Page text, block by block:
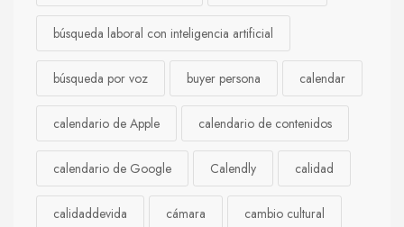
búsqueda laboral con inteligencia artificial
búsqueda por voz buyer persona calendar
calendario de Apple calendario de contenidos
calendario de Google Calendly calidad
calidaddevida cámara cambio cultural